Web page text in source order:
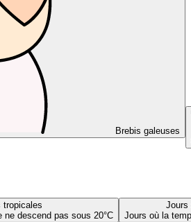
Brebis galeuses
tropicales
ne descend pas sous 20°C
Jours
Jours où la